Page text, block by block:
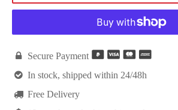
 Secure Payment
 In stock, shipped within 24/48h
 Free Delivery